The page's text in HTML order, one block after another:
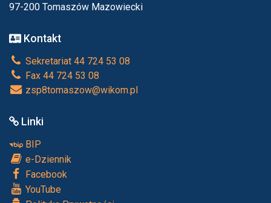
97-200 Tomaszów Mazowiecki
Kontakt
Sekretariat 44 724 53 08
Fax 44 724 53 08
zsp8tomaszow@wikom.pl
Linki
BIP
e-Dziennik
Facebook
YouTube